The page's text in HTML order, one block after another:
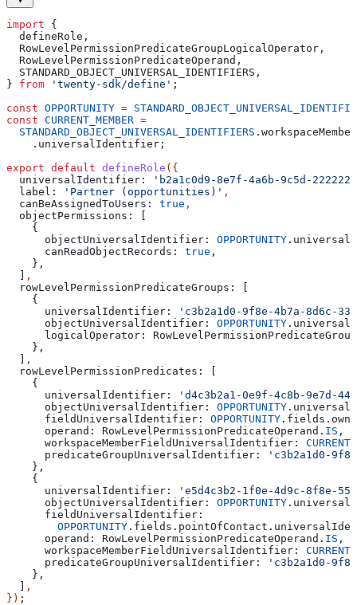
import {
  defineRole
,
  RowLevelPermissionPredicateGroupLogicalOperator
,
  RowLevelPermissionPredicateOperand
,
  STANDARD_OBJECT_UNIVERSAL_IDENTIFIERS
,
} from 'twenty-sdk/define' ;
const OPPORTUNITY =
const CURRENT_MEMBER =
  STANDARD_OBJECT_UNIVERSAL_IDENTIFIERS
. workspaceMember
    .
universalIdentifier ;
export default defineRole ({
  universalIdentifier:
'b2a1c0d9-8e7f-4a6b-9c5d-
  label:
'Partner (opportunities)' ,
  canBeAssignedToUsers:
true ,
  objectPermissions:
[
    {
      objectUniversalIdentifier:
OPPORTUNITY .
      canReadObjectRecords:
true ,
    },
  ]
,
  rowLevelPermissionPredicateGroups:
[
    {
      universalIdentifier:
'c3b2a1d0-9f8e-4b7a-8d6c-
      objectUniversalIdentifier:
OPPORTUNITY .
      logicalOperator:
    },
  ]
,
  rowLevelPermissionPredicates:
[
    {
      universalIdentifier:
'd4c3b2a1-0e9f-4c8b-9e7d-
      objectUniversalIdentifier:
OPPORTUNITY .
      fieldUniversalIdentifier:
OPPORTUNITY . fields .
      operand:
RowLevelPermissionPredicateOperand . IS ,
      workspaceMemberFieldUniversalIdentifier:
      predicateGroupUniversalIdentifier:
'c3b2a1d0-
    },
    {
      universalIdentifier:
'e5d4c3b2-1f0e-4d9c-8f8e-
      objectUniversalIdentifier:
OPPORTUNITY .
      fieldUniversalIdentifier:
        OPPORTUNITY
. fields . pointOfContact .
      operand:
RowLevelPermissionPredicateOperand . IS ,
      workspaceMemberFieldUniversalIdentifier:
      predicateGroupUniversalIdentifier:
'c3b2a1d0-
    },
  ]
,
}) ;